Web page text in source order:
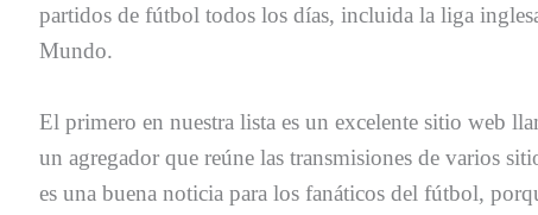
partidos de fútbol todos los días, incluida la liga
Mundo.
El primero en nuestra lista es un excelente sitio web
un agregador que reúne las transmisiones de varios
es una buena noticia para los fanáticos del fútbol,